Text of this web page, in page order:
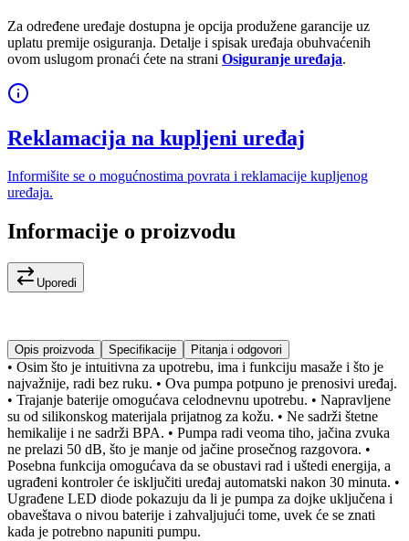
Za određene uređaje dostupna je opcija produžene garancije uz
uplatu premije osiguranja. Detalje i spisak uređaja obuhvaćenih
ovom uslugom pronaći ćete na strani Osiguranje uređaja.
Reklamacija na kupljeni uređaj
Informišite se o mogućnostima povrata i reklamacije kupljenog
uređaja.
Informacije o proizvodu
Uporedi
Opis proizvoda Specifikacije Pitanja i odgovori
• Osim što je intuitivna za upotrebu, ima i funkciju masaže i što je
najvažnije, radi bez ruku. • Ova pumpa potpuno je prenosivi uređaj.
• Trajanje baterije omogućava celodnevnu upotrebu. • Napravljene
su od silikonskog materijala prijatnog za kožu. • Ne sadrži štetne
hemikalije i ne sadrži BPA. • Pumpa radi veoma tiho, jačina zvuka
ne prelazi 50 dB, što je manje od jačine prosečnog razgovora. •
Posebna funkcija omogućava da se obustavi rad i uštedi energija, a
ugrađeni kontroler će isključiti uređaj automatski nakon 30 minuta. •
Ugrađene LED diode pokazuju da li je pumpa za dojke uključena i
obaveštava o nivou baterije i zahvaljujući tome, uvek će se znati
kada je potrebno napuniti pumpu.